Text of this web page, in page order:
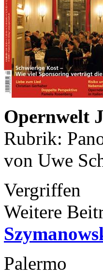
Opernwelt
Rubrik:
von Uwe
Vergriffen
Weitere
Palermo